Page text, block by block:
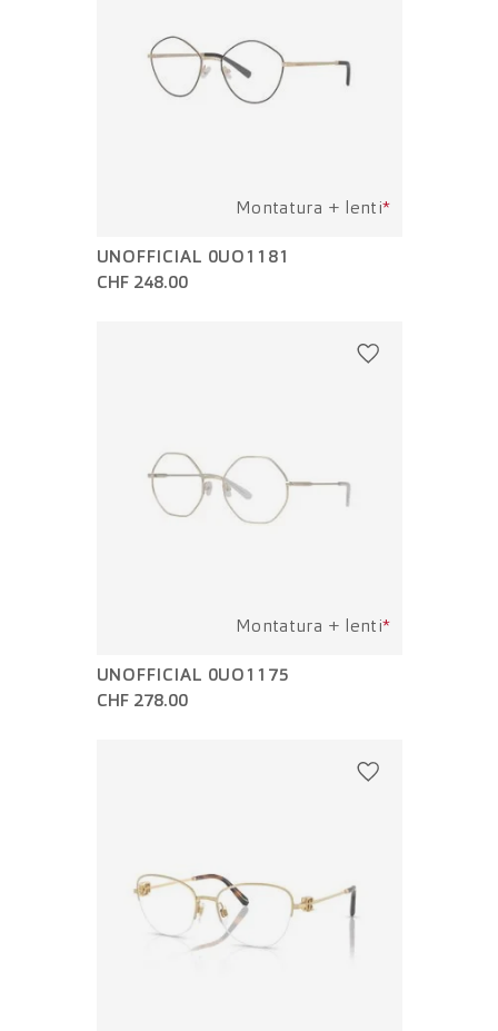
Montatura + lenti*
UNOFFICIAL 0UO1181
CHF 248.00
Montatura + lenti*
UNOFFICIAL 0UO1175
CHF 278.00